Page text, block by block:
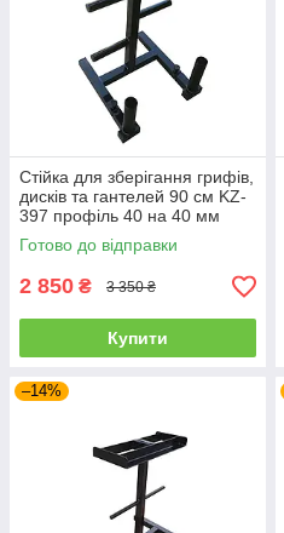
Стійка для зберігання грифів,
дисків та гантелей 90 см KZ-
397 профіль 40 на 40 мм
Готово до відправки
2 850 ₴ 3 350 ₴
Купити
–14%